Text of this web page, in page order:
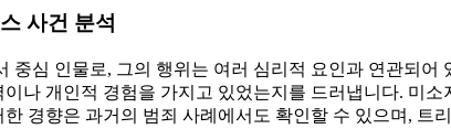
사건 분석
중심 인물로, 그의 행위는 여러 심리적 요인과 연관되
나 개인적 경험을 가지고 있었는지를 드러냅니다. 미
경향은 과거의 범죄 사례에서도 확인할 수 있으며,